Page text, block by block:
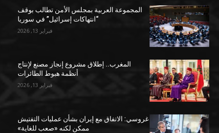
المجموعة العربية بمجلس الأمن تطالب بوقف
“انتهاكات إسرائيل” في سوريا
فبراير 13, 2026
المغرب.. إطلاق مشروع إنجاز مصنع لإنتاج
أنظمة هبوط الطائرات
فبراير 13, 2026
غروسي: الاتفاق مع إيران بشأن عمليات التفتيش
ممكن لكنه «صعب للغاية»